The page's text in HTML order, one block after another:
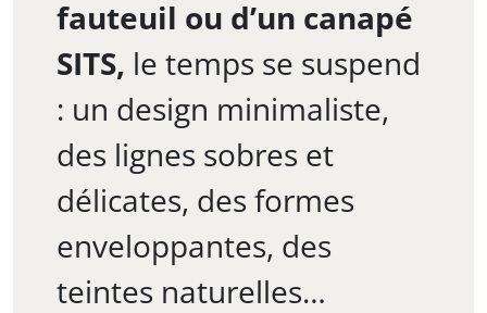
fauteuil ou d’un canapé
SITS, le temps se suspend
: un design minimaliste,
des lignes sobres et
délicates, des formes
enveloppantes, des
teintes naturelles…